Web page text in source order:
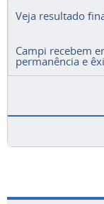
Veja resultado
Campi recebem
permanência e